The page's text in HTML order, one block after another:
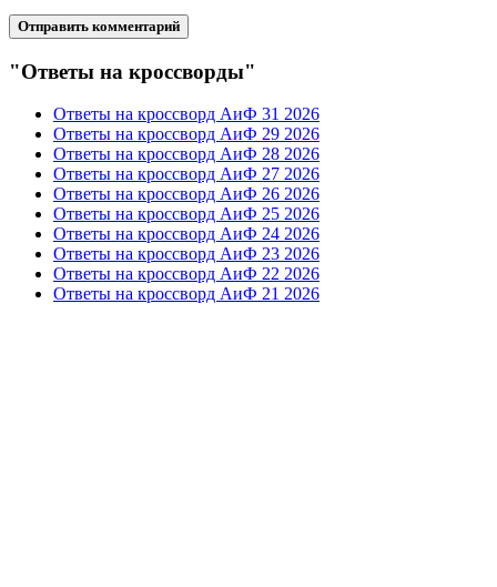
"Ответы на кроссворды"
Ответы на кроссворд АиФ 31 2026
Ответы на кроссворд АиФ 29 2026
Ответы на кроссворд АиФ 28 2026
Ответы на кроссворд АиФ 27 2026
Ответы на кроссворд АиФ 26 2026
Ответы на кроссворд АиФ 25 2026
Ответы на кроссворд АиФ 24 2026
Ответы на кроссворд АиФ 23 2026
Ответы на кроссворд АиФ 22 2026
Ответы на кроссворд АиФ 21 2026